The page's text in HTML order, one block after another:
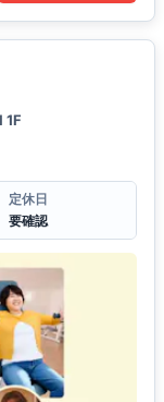
1F
定休日
要確認